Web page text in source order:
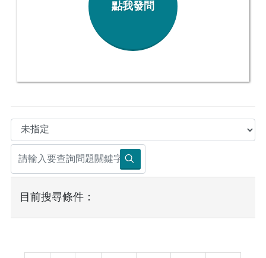
點我發問
目前搜尋條件：